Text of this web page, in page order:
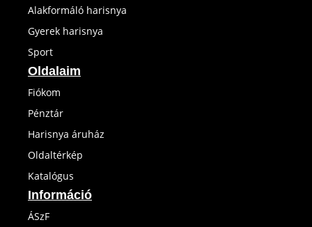
Alakformáló harisnya
Gyerek harisnya
Sport
Oldalaim
Fiókom
Pénztár
Harisnya áruház
Oldaltérkép
Katalógus
Információ
ÁSzF